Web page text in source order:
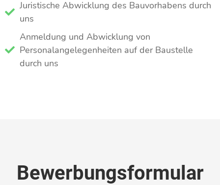
Juristische Abwicklung des Bauvorhabens durch
uns
Anmeldung und Abwicklung von
Personalangelegenheiten auf der Baustelle
durch uns
Bewerbungs­formular